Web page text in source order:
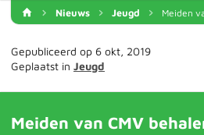
Nieuws Jeugd Meiden
Gepubliceerd op 6 okt, 2019
Geplaatst in Jeugd
Meiden van CMV